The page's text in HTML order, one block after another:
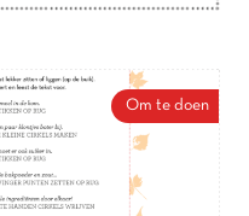
Om te doen